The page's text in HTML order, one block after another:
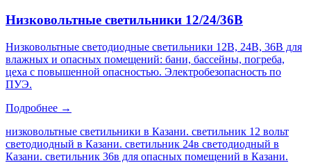
Низковольтные светильники 12/24/36В
Низковольтные светодиодные светильники 12В, 24В, 36В для
влажных и опасных помещений: бани, бассейны, погреба,
цеха с повышенной опасностью. Электробезопасность по
ПУЭ.
Подробнее →
низковольтные светильники в Казани. светильник 12 вольт
светодиодный в Казани. светильник 24в светодиодный в
Казани. светильник 36в для опасных помещений в Казани.